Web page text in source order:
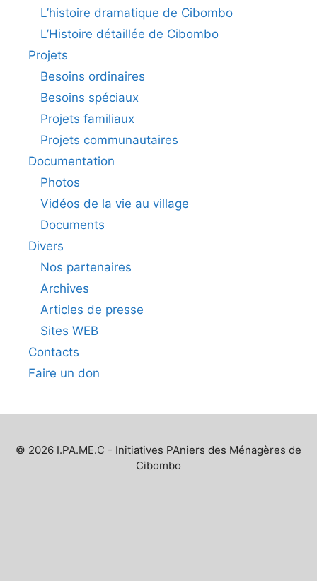
L’histoire dramatique de Cibombo
L’Histoire détaillée de Cibombo
Projets
Besoins ordinaires
Besoins spéciaux
Projets familiaux
Projets communautaires
Documentation
Photos
Vidéos de la vie au village
Documents
Divers
Nos partenaires
Archives
Articles de presse
Sites WEB
Contacts
Faire un don
© 2026 I.PA.ME.C - Initiatives PAniers des Ménagères de
Cibombo